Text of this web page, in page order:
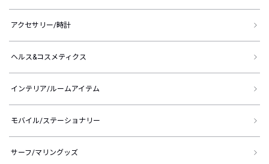
アクセサリー/時計
ヘルス&コスメティクス
インテリア/ルームアイテム
モバイル/ステーショナリー
サーフ/マリングッズ